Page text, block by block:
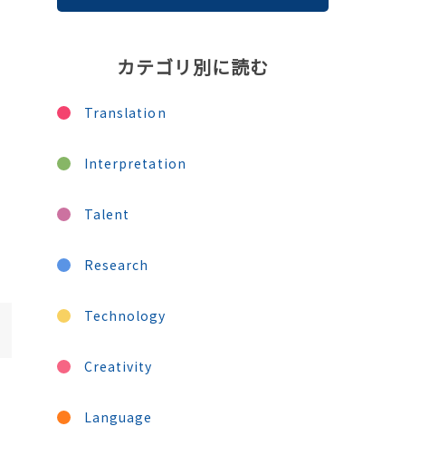
カテゴリ別に読む
Translation
Interpretation
Talent
Research
Technology
Creativity
Language